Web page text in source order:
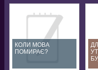
КОЛИ МОВА
ПОМИРАЄ?